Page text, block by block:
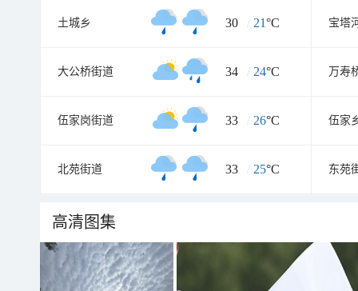
土城乡 30 / 21°C 宝塔
大公桥街道 34 / 24°C 万寿
伍家岗街道 33 / 26°C 伍家
北苑街道 33 / 25°C 东苑
高清图集